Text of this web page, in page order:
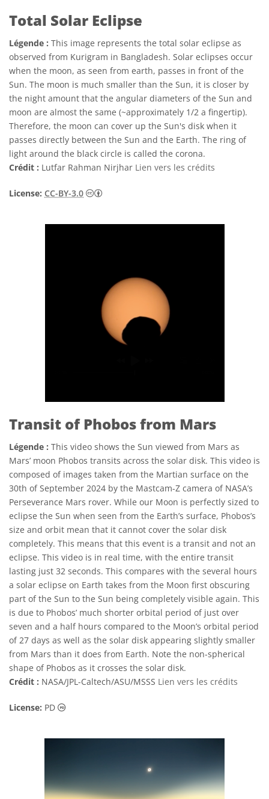
Total Solar Eclipse
Légende : This image represents the total solar eclipse as
observed from Kurigram in Bangladesh. Solar eclipses occur
when the moon, as seen from earth, passes in front of the
Sun. The moon is much smaller than the Sun, it is closer by
the night amount that the angular diameters of the Sun and
moon are almost the same (~approximately 1/2 a fingertip).
Therefore, the moon can cover up the Sun's disk when it
passes directly between the Sun and the Earth. The ring of
light around the black circle is called the corona.
Crédit : Lutfar Rahman Nirjhar Lien vers les crédits
License: CC-BY-3.0 Creative Commons (CC) Attribution 3.0
Transit of Phobos from Mars
Légende : This video shows the Sun viewed from Mars as
Mars’ moon Phobos transits across the solar disk. This video is
composed of images taken from the Martian surface on the
30th of September 2024 by the Mastcam-Z camera of NASA’s
Perseverance Mars rover. While our Moon is perfectly sized to
eclipse the Sun when seen from the Earth’s surface, Phobos’s
size and orbit mean that it cannot cover the solar disk
completely. This means that this event is a transit and not an
eclipse. This video is in real time, with the entire transit
lasting just 32 seconds. This compares with the several hours
a solar eclipse on Earth takes from the Moon first obscuring
part of the Sun to the Sun being completely visible again. This
is due to Phobos’ much shorter orbital period of just over
seven and a half hours compared to the Moon’s orbital period
of 27 days as well as the solar disk appearing slightly smaller
from Mars than it does from Earth. Note the non-spherical
shape of Phobos as it crosses the solar disk.
Crédit : NASA/JPL-Caltech/ASU/MSSS Lien vers les crédits
License: PD Domaine Public Icônes